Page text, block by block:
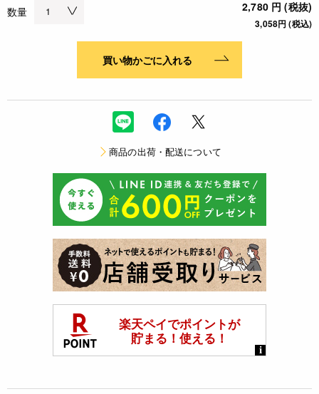
数量 2,780 円 (税抜)
3,058円 (税込)
買い物かごに入れる
商品の出荷・配送について